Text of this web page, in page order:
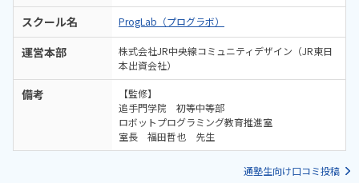
スクール名 ProgLab（プログラボ）
運営本部
株式会社JR中央線コミュニティデザイン（JR東日
本出資会社）
備考
【監修】
追手門学院 初等中等部
ロボットプログラミング教育推進室
室長 福田哲也 先生
通塾生向け口コミ投稿